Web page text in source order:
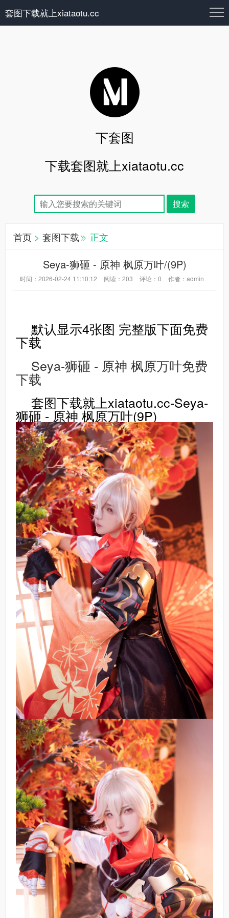
套图下载就上xiataotu.cc
下套图
下载套图就上xiataotu.cc
首页 > 套图下载 正文
Seya-狮砸 - 原神 枫原万叶/(9P)
时间：2026-02-24 11:10:12 阅读： 203 评论： 0 作者：admin
默认显示4张图 完整版下面免费
下载
Seya-狮砸 - 原神 枫原万叶免费
下载
套图下载就上xiataotu.cc-Seya-
狮砸 - 原神 枫原万叶(9P)